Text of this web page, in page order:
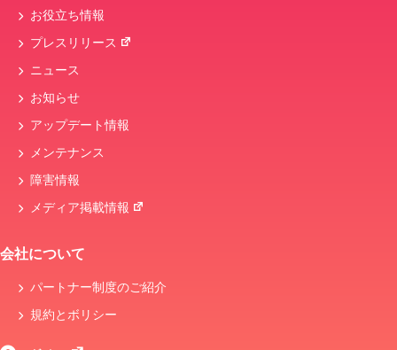
お役立ち情報
プレスリリース
ニュース
お知らせ
アップデート情報
メンテナンス
障害情報
メディア掲載情報
会社について
パートナー制度のご紹介
規約とボリシー